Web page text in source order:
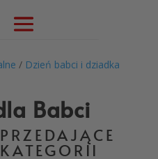
/ Dzień babci i dziadka
Babci